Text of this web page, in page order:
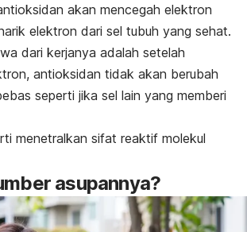
akan mencegah elektron
elektron dari sel tubuh yang sehat.
dari kerjanya adalah setelah
antioksidan tidak akan berubah
seperti jika sel lain yang memberi
menetralkan sifat reaktif molekul
asupannya?